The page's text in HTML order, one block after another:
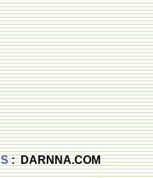
: DARNNA.COM